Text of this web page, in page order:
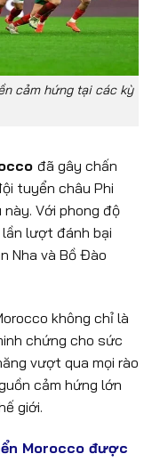
cảm hứng tại các kỳ
đã gây chấn
tuyển châu Phi
Với phong độ
lượt đánh bại
Nha và Bồ Đào
không chỉ là
chứng cho sức
vượt qua mọi rào
cảm hứng lớn
giới.
Morocco được